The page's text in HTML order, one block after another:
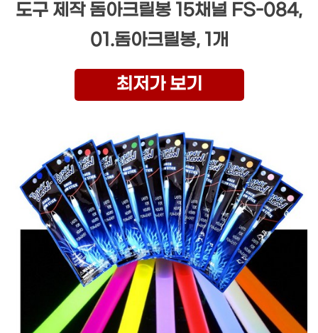
도구 제작 돔아크릴봉 15채널 FS-084,
01.돔아크릴봉, 1개
최저가 보기